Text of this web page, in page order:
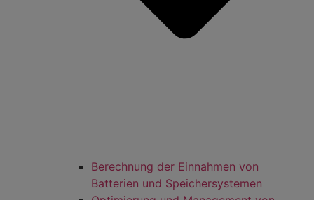
Berechnung der Einnahmen von
Batterien und Speichersystemen